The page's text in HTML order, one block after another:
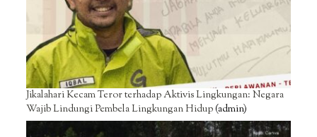
Jikalahari Kecam Teror terhadap Aktivis Lingkungan: Negara
Wajib Lindungi Pembela Lingkungan Hidup(admin)